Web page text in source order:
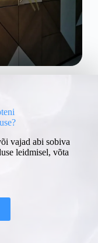
vajad abi sobiva
leidmisel, võta